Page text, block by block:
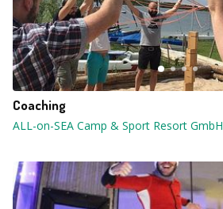
Coaching
ALL-on-SEA Camp & Sport Resort GmbH